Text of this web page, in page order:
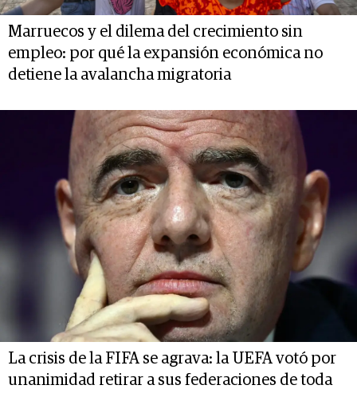
Marruecos y el dilema del crecimiento sin
empleo: por qué la expansión económica no
detiene la avalancha migratoria
La crisis de la FIFA se agrava: la UEFA votó por
unanimidad retirar a sus federaciones de toda